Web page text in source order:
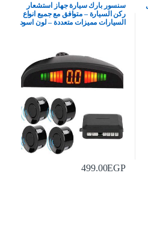
سنسور بارك سيارة جهاز استشعار
ركن السيارة – متوافق مع جميع انواع
السيارات مميزات متعددة – لون اسود
499.00EGP